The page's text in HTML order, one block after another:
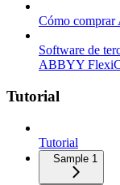
Cómo
Software de
ABBYY
Tutorial
Tutorial
Sample 1